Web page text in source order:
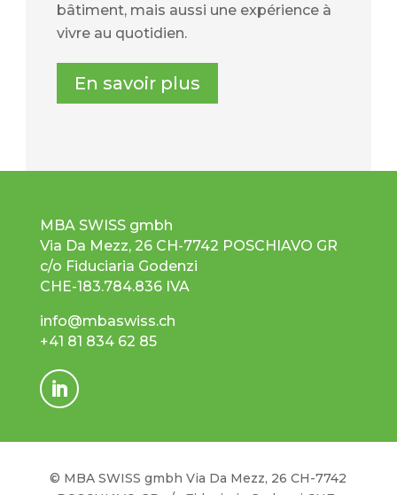
bâtiment, mais aussi une expérience à
vivre au quotidien.
En savoir plus
MBASWISS gmbh
Via Da Mezz, 26 CH-7742 POSCHIAVO GR
c/o Fiduciaria Godenzi
CHE-183.784.836 IVA
info@mbaswiss.ch
+41 81 834 62 85
© MBA SWISS gmbh Via Da Mezz, 26 CH-7742